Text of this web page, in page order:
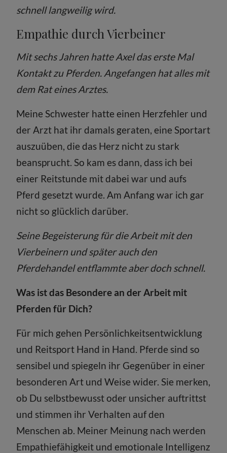
schnell langweilig wird.
Empathie durch Vierbeiner
Mit sechs Jahren hatte Axel das erste Mal
Kontakt zu Pferden. Angefangen hat alles mit
dem Rat eines Arztes.
Meine Schwester hatte einen Herzfehler und
der Arzt hat ihr damals geraten, eine Sportart
auszuüben, die das Herz nicht zu stark
beansprucht. So kam es dann, dass ich bei
einer Reitstunde mit dabei war und aufs
Pferd gesetzt wurde. Am Anfang war ich gar
nicht so glücklich darüber.
Seine Begeisterung für die Arbeit mit den
Vierbeinern und später auch den
Pferdehandel entflammte aber doch schnell.
Was ist das Besondere an der Arbeit mit
Pferden für Dich?
Für mich gehen Persönlichkeitsentwicklung
und Reitsport Hand in Hand. Pferde sind so
sensibel und spiegeln ihr Gegenüber in einer
besonderen Art und Weise wider. Sie merken,
ob Du selbstbewusst oder unsicher auftrittst
und stimmen ihr Verhalten auf den
Menschen ab. Meiner Meinung nach werden
Empathiefähigkeit und emotionale Intelligenz